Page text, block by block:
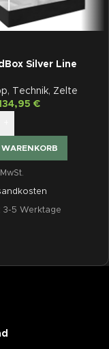
Silver Line
, Technik, Zelte
€
WARENKORB
3-5 Werktage